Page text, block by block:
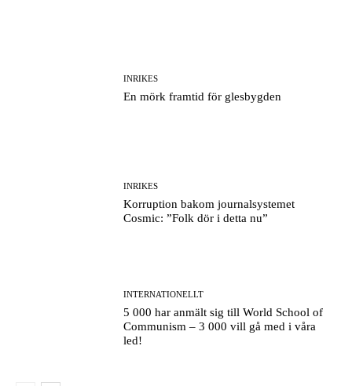
INRIKES
En mörk framtid för glesbygden
INRIKES
Korruption bakom journalsystemet
Cosmic: ”Folk dör i detta nu”
INTERNATIONELLT
5 000 har anmält sig till World School of
Communism – 3 000 vill gå med i våra
led!